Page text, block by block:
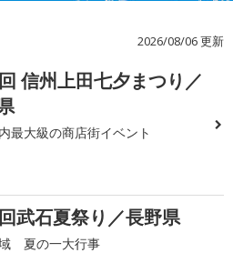
2026/08/06 更新
信州上田七夕まつり／
最大級の商店街イベント
武石夏祭り／長野県
夏の一大行事